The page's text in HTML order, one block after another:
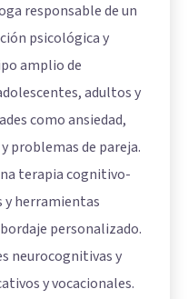
responsable de un
psicológica y
amplio de
adultos y
como ansiedad,
problemas de pareja.
terapia cognitivo-
y herramientas
personalizado.
neurocognitivas y
y vocacionales.